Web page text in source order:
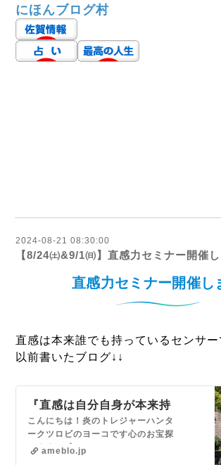
にほんブログ村
2024-08-21 08:30:00
【8/24㈯&9/1㈰】直感力セミナー開催
直感力セミナー開催し
直感は本来誰でも持っているセンサー
以前書いたブログ↓↓
『直感は自分自身が本来持
っているセンサー』
こんにちは！炎のトレジャーハンタ
ークツロビのヨーコです心のお宝探
します✨プロフィールはコチラで
ameblo.jp